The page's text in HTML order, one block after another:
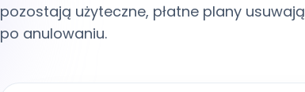
pozostają użyteczne, płatne plany
po anulowaniu.